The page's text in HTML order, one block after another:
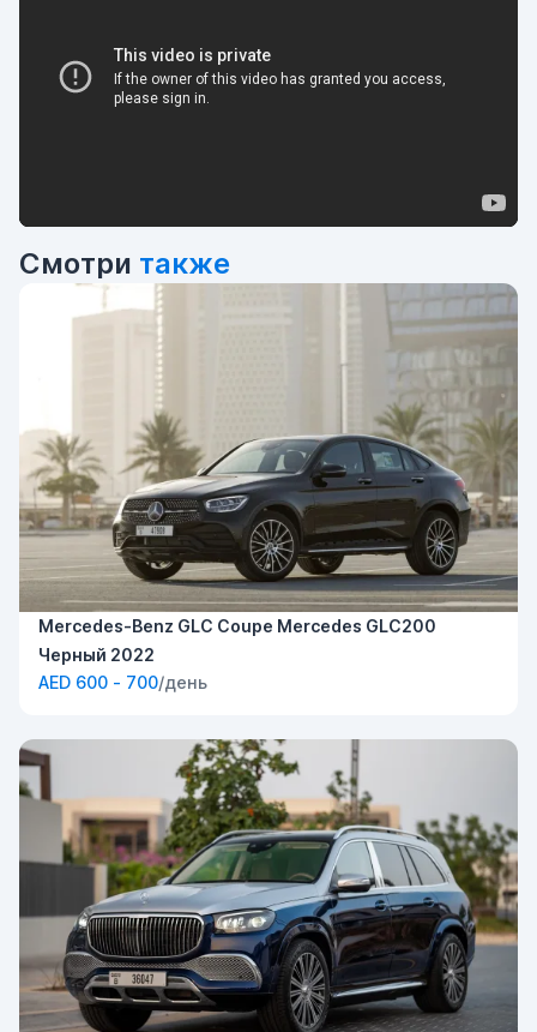
Смотри также
Mercedes-Benz GLC Coupe Mercedes GLC200
Черный 2022
AED 600 - 700/день